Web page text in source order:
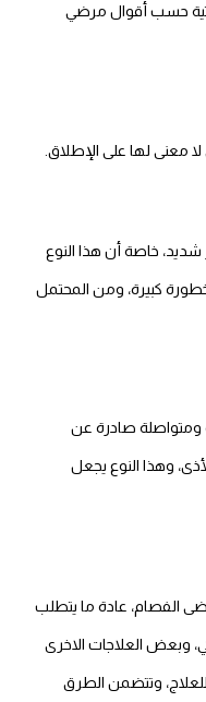
حسب أقوال مرضي
معنى لها على الإطلاق.
خاصة أن هذا النوع
كبيرة، ومن المحتمل
ومتواصلة صادرة عن
وهذا النوع يجعل
الفصام، عادة ما يتطلب
وبعض العلاجات الاخرى
وتتضمن الطرق